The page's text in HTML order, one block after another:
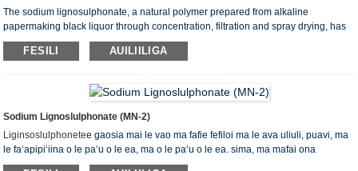
The sodium lignosulphonate, a natural polymer prepared from alkaline
papermaking black liquor through concentration, filtration and spray drying, has
good physical and chemical properties such as cohesiveness, dilution,
dispersibility, adsorptivity, permeability, surface activity, chemical activity,
suamalie i le vai, vailaʻau vailaʻau o loʻo mautu le teuina e aunoa ma le palaka.
FESILI AUILIILIGA
Sodium Lignoslulphonate (MN-2)
Liginsoslulphonetee gaosia mai le vao ma fafie fefiloi ma le ava uliuli, puavi, ma
le faʻapipiʻiina o le paʻu o le ea, ma o le paʻu o le ea. sima, ma mafai ona
faʻaleleia meatotino faʻaletino o le sima.